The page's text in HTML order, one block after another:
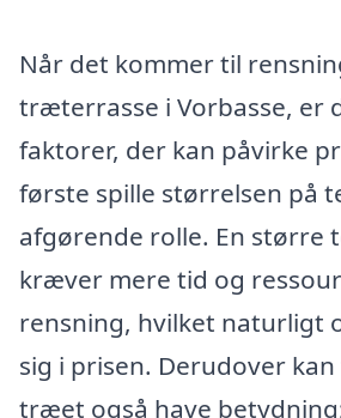
Når det kommer til
træterrasse i Vorbasse, er
faktorer, der kan påvirke
første spille størrelsen på
afgørende rolle. En større
kræver mere tid og
rensning, hvilket naturligt
sig i prisen. Derudover
træet også have